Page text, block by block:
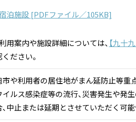
泊施設 [PDFファイル／105KB]
利用案内や施設詳細については、 【九十
ださい。
市や利用者の居住地がまん延防止等重
イルス感染症等の流行、災害発生や発
、中止または延期とさせていただく可能